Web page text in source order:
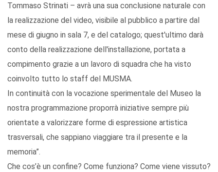
Tommaso Strinati – avrà una sua conclusione naturale con
la realizzazione del video, visibile al pubblico a partire dal
mese di giugno in sala 7, e del catalogo; quest'ultimo darà
conto della realizzazione dell'installazione, portata a
compimento grazie a un lavoro di squadra che ha visto
coinvolto tutto lo staff del MUSMA.
In continuità con la vocazione sperimentale del Museo la
nostra programmazione proporrà iniziative sempre più
orientate a valorizzare forme di espressione artistica
trasversali, che sappiano viaggiare tra il presente e la
memoria”.
Che cos’è un confine? Come funziona? Come viene vissuto?